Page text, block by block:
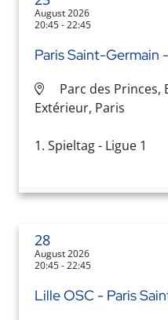
August 2026
20:45 - 22:45
Paris Saint-Germain
Parc des
Extérieur, Paris
1. Spieltag - Ligue 1
28
August 2026
20:45 - 22:45
Lille OSC - Paris